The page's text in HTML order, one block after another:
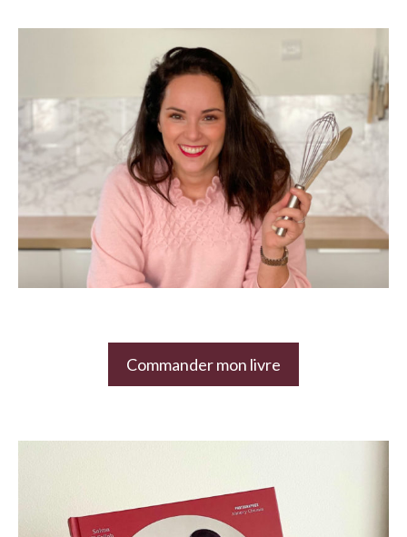
Commander mon livre